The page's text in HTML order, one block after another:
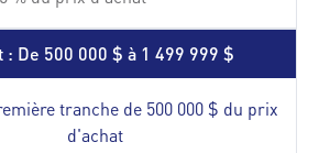
: De 500 000 $ à 1 499 999 $
tranche de 500 000 $ du prix
d'achat